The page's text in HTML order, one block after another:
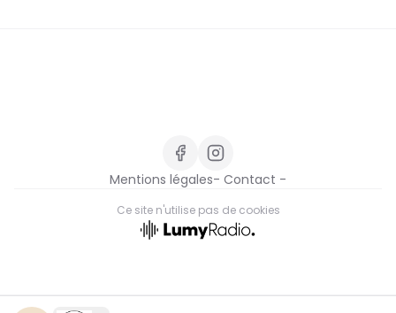
Mentions légales- Contact -
Ce site n'utilise pas de cookies